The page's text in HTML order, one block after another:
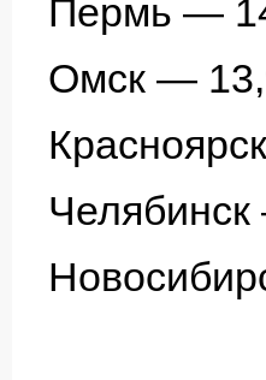
Пермь —
Омск —